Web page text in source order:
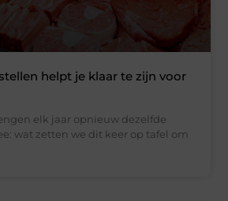
helpt je klaar te zijn voor
elk jaar opnieuw dezelfde
wat zetten we dit keer op tafel om